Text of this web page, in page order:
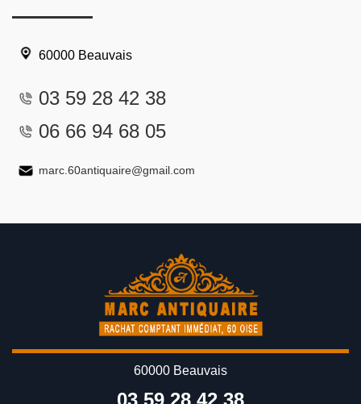
60000 Beauvais
03 59 28 42 38
06 66 94 68 05
marc.60antiquaire@gmail.com
60000 Beauvais